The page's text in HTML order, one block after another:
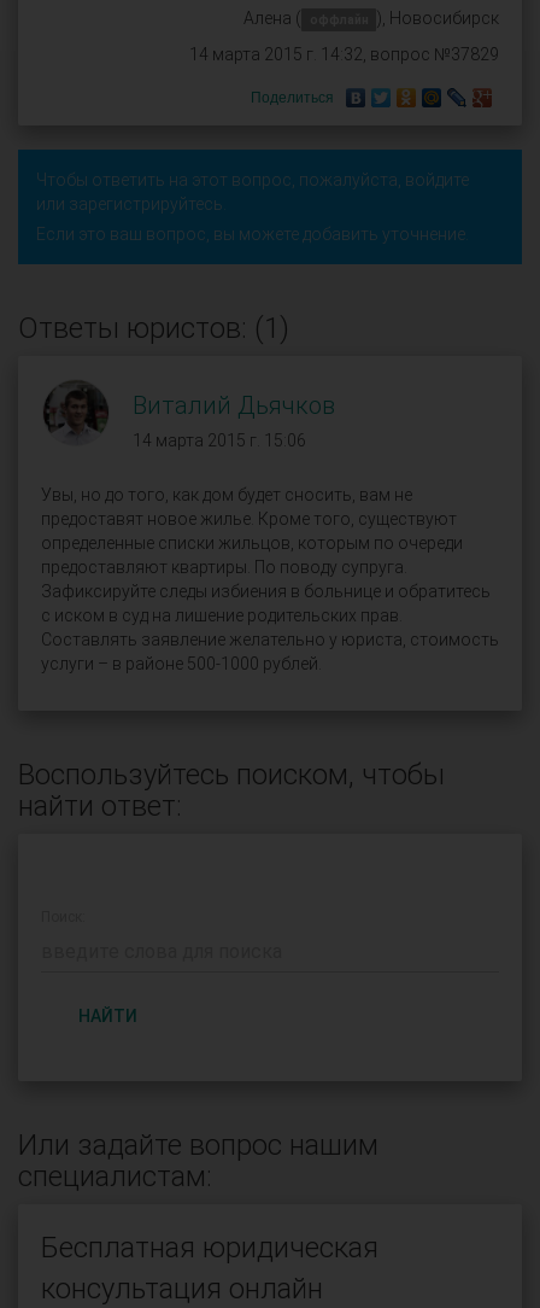
Алена (
), Новосибирск
14 марта 2015 г. 14:32, вопрос №37829
Поделиться
Чтобы ответить на этот вопрос, пожалуйста, войдите
или зарегистрируйтесь
Если это ваш вопрос, вы можете добавить уточнение.
Ответы юристов: (1)
Виталий Дьячков
14 марта 2015 г. 15:06
Увы, но до того, как дом будет сносить, вам не
предоставят новое жилье. Кроме того, существуют
определенные списки жильцов, которым по очереди
предоставляют квартиры. По поводу супруга.
Зафиксируйте следы избиения в больнице и обратитесь
с иском в суд на лишение родительских прав.
Составлять заявление желательно у юриста, стоимость
услуги – в районе 500-1000 рублей.
Воспользуйтесь поиском, чтобы
найти ответ:
НАЙТИ
Или задайте вопрос нашим
специалистам:
Бесплатная юридическая
консультация онлайн